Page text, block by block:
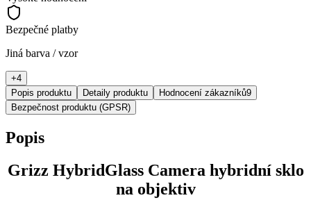
Bezpečné platby
Jiná barva / vzor
+4
Popis produktu
Detaily produktu Hodnocení zákazníků9
Bezpečnost produktu (GPSR)
Popis
Grizz HybridGlass Camera hybridní sklo
na objektiv